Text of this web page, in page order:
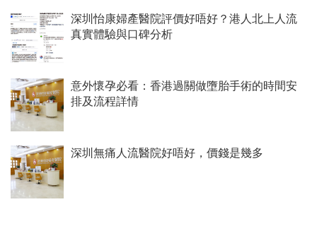
深圳怡康婦產醫院評價好唔好？港人北上人流
真實體驗與口碑分析
意外懷孕必看：香港過關做墮胎手術的時間安
排及流程詳情
深圳無痛人流醫院好唔好，價錢是幾多